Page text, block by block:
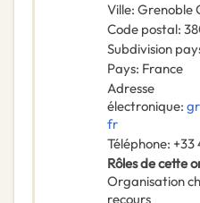
Ville: Grenoble
Code postal:
Subdivision
Pays: France
Adresse
électronique:
fr
Téléphone: +33
Rôles de cette
Organisation
recours